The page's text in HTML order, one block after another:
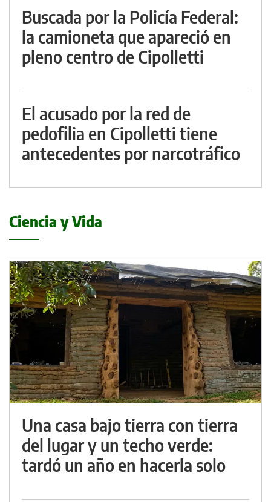
Buscada por la Policía Federal:
la camioneta que apareció en
pleno centro de Cipolletti
El acusado por la red de
pedofilia en Cipolletti tiene
antecedentes por narcotráfico
Ciencia y Vida
Una casa bajo tierra con tierra
del lugar y un techo verde:
tardó un año en hacerla solo